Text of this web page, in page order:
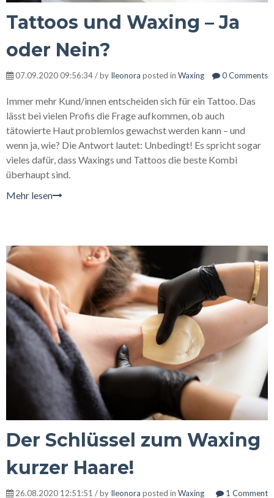
Tattoos und Waxing – Ja
oder Nein?
07.09.2020 09:56:34 / by Ileonora posted in Waxing 0 Comments
Immer mehr Kund/innen entscheiden sich für ein Tattoo. Das
lässt bei vielen Profis die Frage aufkommen, ob auch
tätowierte Haut problemlos gewachst werden kann – und
wenn ja, wie? Die Antwort lautet: Unbedingt! Es spricht sogar
vieles dafür, dass Waxings und Tattoos die beste Kombi
überhaupt sind.
Mehr lesen
Der Schlüssel zum Waxing
kurzer Haare!
26.08.2020 12:51:51 / by Ileonora posted in Waxing 1 Comment